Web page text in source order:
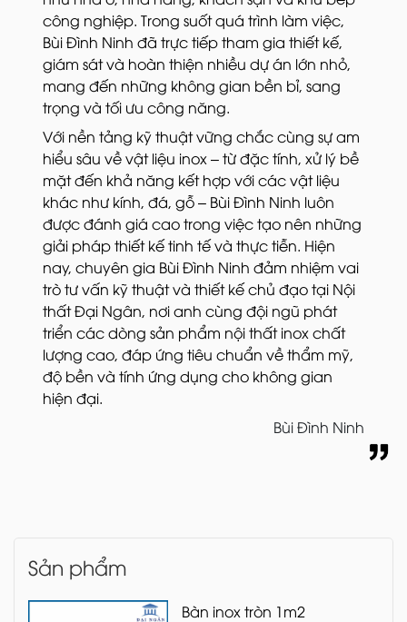
công nghiệp. Trong suốt quá trình làm việc,
Bùi Đình Ninh đã trực tiếp tham gia thiết kế,
giám sát và hoàn thiện nhiều dự án lớn nhỏ,
mang đến những không gian bền bỉ, sang
trọng và tối ưu công năng.
Với nền tảng kỹ thuật vững chắc cùng sự am
hiểu sâu về vật liệu inox – từ đặc tính, xử lý bề
mặt đến khả năng kết hợp với các vật liệu
khác như kính, đá, gỗ – Bùi Đình Ninh luôn
được đánh giá cao trong việc tạo nên những
giải pháp thiết kế tinh tế và thực tiễn. Hiện
nay, chuyên gia Bùi Đình Ninh đảm nhiệm vai
trò tư vấn kỹ thuật và thiết kế chủ đạo tại Nội
thất Đại Ngân, nơi anh cùng đội ngũ phát
triển các dòng sản phẩm nội thất inox chất
lượng cao, đáp ứng tiêu chuẩn về thẩm mỹ,
độ bền và tính ứng dụng cho không gian
hiện đại.
Bùi Đình Ninh
Sản phẩm
Bàn inox tròn 1m2